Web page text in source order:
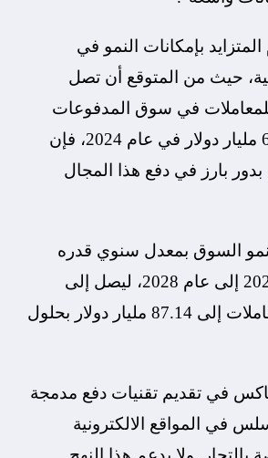
بإمكانات النمو في
حيث من المتوقع أن تصل
للمعاملات في سوق المدفوعات
الرقمية إلى 63.90 مليار دولار في عام 2024، فإن
بارز في دفع هذا المجال
السوق بمعدل سنوي قدره
8.06% من عام 2024 إلى عام 2028، ليصل إلى
إجمالي قيمة المعاملات إلى 87.14 مليار دولار بحلول
في تقديم تقنيات دفع مدمجة
في المواقع الالكترونية